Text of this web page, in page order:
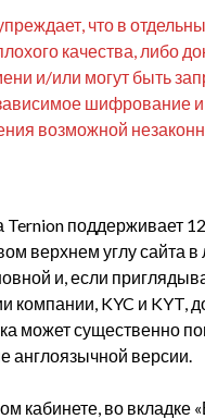
что в
качества, либо
и/или могут быть
шифрование
возможной
поддерживает
верхнем углу сайта
и, если
компании, KYC и KYT,
может существенно
англоязычной версии.
кабинете, во вкладке